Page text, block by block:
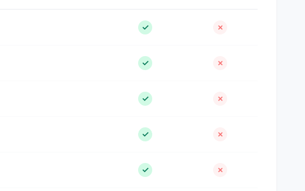
✓ ✗
✓ ✗
✓ ✗
✓ ✗
✓ ✗